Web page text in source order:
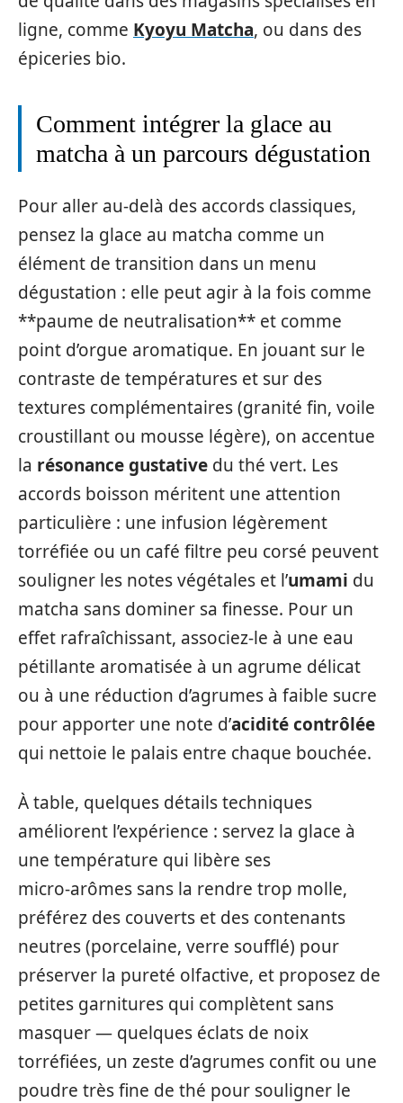
ligne, comme Kyoyu Matcha, ou dans des
épiceries bio.
Comment intégrer la glace au
matcha à un parcours dégustation
Pour aller au‑delà des accords classiques,
pensez la glace au matcha comme un
élément de transition dans un menu
dégustation : elle peut agir à la fois comme
**paume de neutralisation** et comme
point d’orgue aromatique. En jouant sur le
contraste de températures et sur des
textures complémentaires (granité fin, voile
croustillant ou mousse légère), on accentue
la résonance gustative du thé vert. Les
accords boisson méritent une attention
particulière : une infusion légèrement
torréfiée ou un café filtre peu corsé peuvent
souligner les notes végétales et l’umami du
matcha sans dominer sa finesse. Pour un
effet rafraîchissant, associez‑le à une eau
pétillante aromatisée à un agrume délicat
ou à une réduction d’agrumes à faible sucre
pour apporter une note d’acidité contrôlée
qui nettoie le palais entre chaque bouchée.
À table, quelques détails techniques
améliorent l’expérience : servez la glace à
une température qui libère ses
micro‑arômes sans la rendre trop molle,
préférez des couverts et des contenants
neutres (porcelaine, verre soufflé) pour
préserver la pureté olfactive, et proposez de
petites garnitures qui complètent sans
masquer — quelques éclats de noix
torréfiées, un zeste d’agrumes confit ou une
poudre très fine de thé pour souligner le